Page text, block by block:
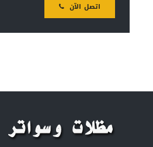
اتصل الآن